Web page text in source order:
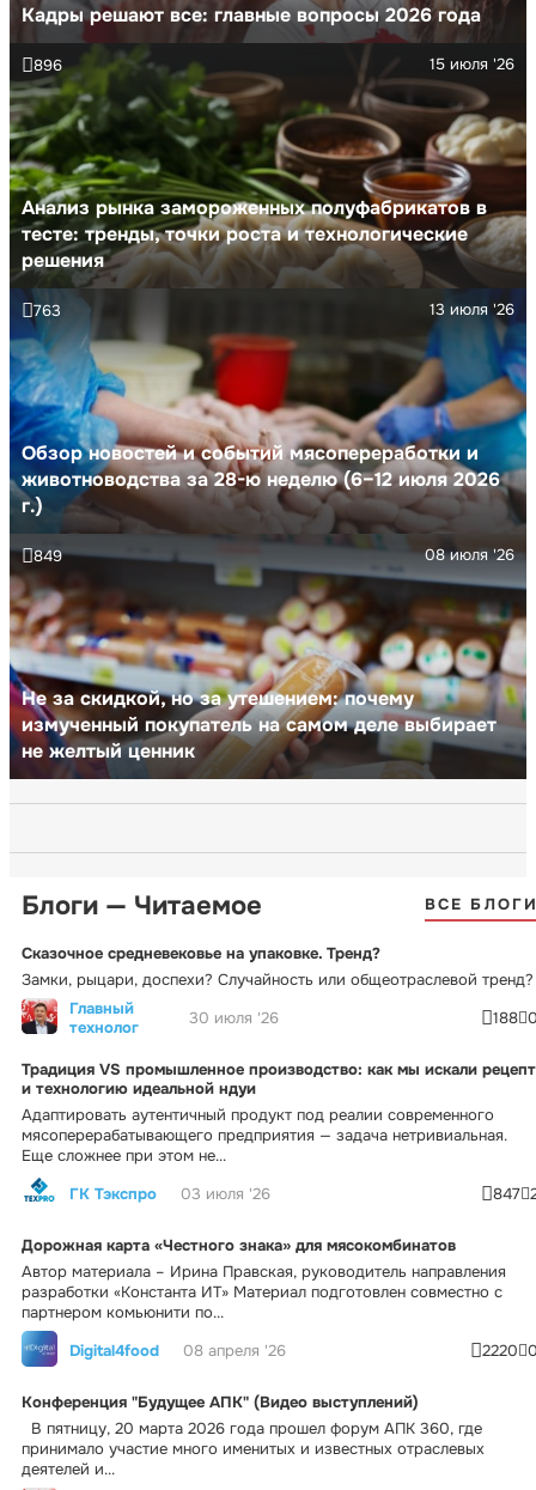
Кадры решают все: главные вопросы 2026 года
Анализ рынка замороженных полуфабрикатов в
тесте: тренды, точки роста и технологические
решения
15 июля '26
896
Обзор новостей и событий мясопереработки и
животноводства за 28-ю неделю (6–12 июля 2026
г.)
13 июля '26
763
Не за скидкой, но за утешением: почему
измученный покупатель на самом деле выбирает
не желтый ценник
08 июля '26
849
Блоги — Читаемое ВСЕ
Сказочное средневековье на упаковке. Тренд?
Замки, рыцари, доспехи? Случайность или общеотраслевой тренд?
Главный
технолог
30 июля '26 188
Традиция VS промышленное производство: как мы искали рецепт
и технологию идеальной ндуи
Адаптировать аутентичный продукт под реалии современного
мясоперерабатывающего предприятия — задача нетривиальная.
Еще сложнее при этом не...
ГК Тэкспро
03 июля '26 847
Дорожная карта «Честного знака» для мясокомбинатов
Автор материала – Ирина Правская, руководитель направления
разработки «Константа ИТ» Материал подготовлен совместно с
партнером комьюнити по...
Digital4food
08 апреля '26 2220
Конференция "Будущее АПК" (Видео выступлений)
В пятницу, 20 марта 2026 года прошел форум АПК 360, где
принимало участие много именитых и известных отраслевых
деятелей и...